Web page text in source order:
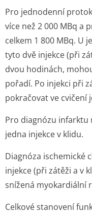
Pro jednodenní
více než 2 000 MBq a
celkem 1 800 MBq. U
tyto dvě injekce (při
dvou hodinách,
pořadí. Po injekci při
pokračovat ve cvičení
Pro diagnózu infarktu
jedna injekce v klidu.
Diagnóza ischemické
injekce (při zátěži a v
snížená myokardiální
Celkové stanovení